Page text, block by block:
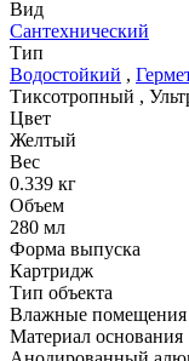
Вид
Сантехнический
Тип
Водостойкий ,
Тиксотропный ,
Цвет
Желтый
Вес
0.339 кг
Объем
280 мл
Форма выпуска
Картридж
Тип объекта
Влажные помещения
Материал основания